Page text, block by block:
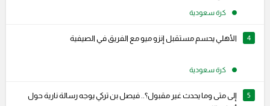
كرة سعودية
4 الأهلي يحسم مستقبل إنزو ميو مع الفريق في الصيفية
كرة سعودية
5
إلى متى وما يحدث غير مقبول؟.. فيصل بن تركي يوجه رسالة نارية حول